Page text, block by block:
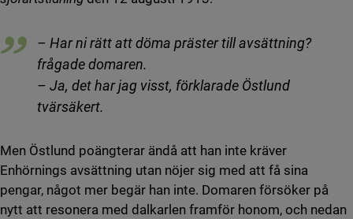
– Har ni rätt att döma präster till avsättning?
frågade domaren.
– Ja, det har jag visst, förklarade Östlund
tvärsäkert.
Men Östlund poängterar ändå att han inte kräver
Enhörnings avsättning utan nöjer sig med att få sina
pengar, något mer begär han inte. Domaren försöker på
nytt att resonera med dalkarlen framför honom, och nedan